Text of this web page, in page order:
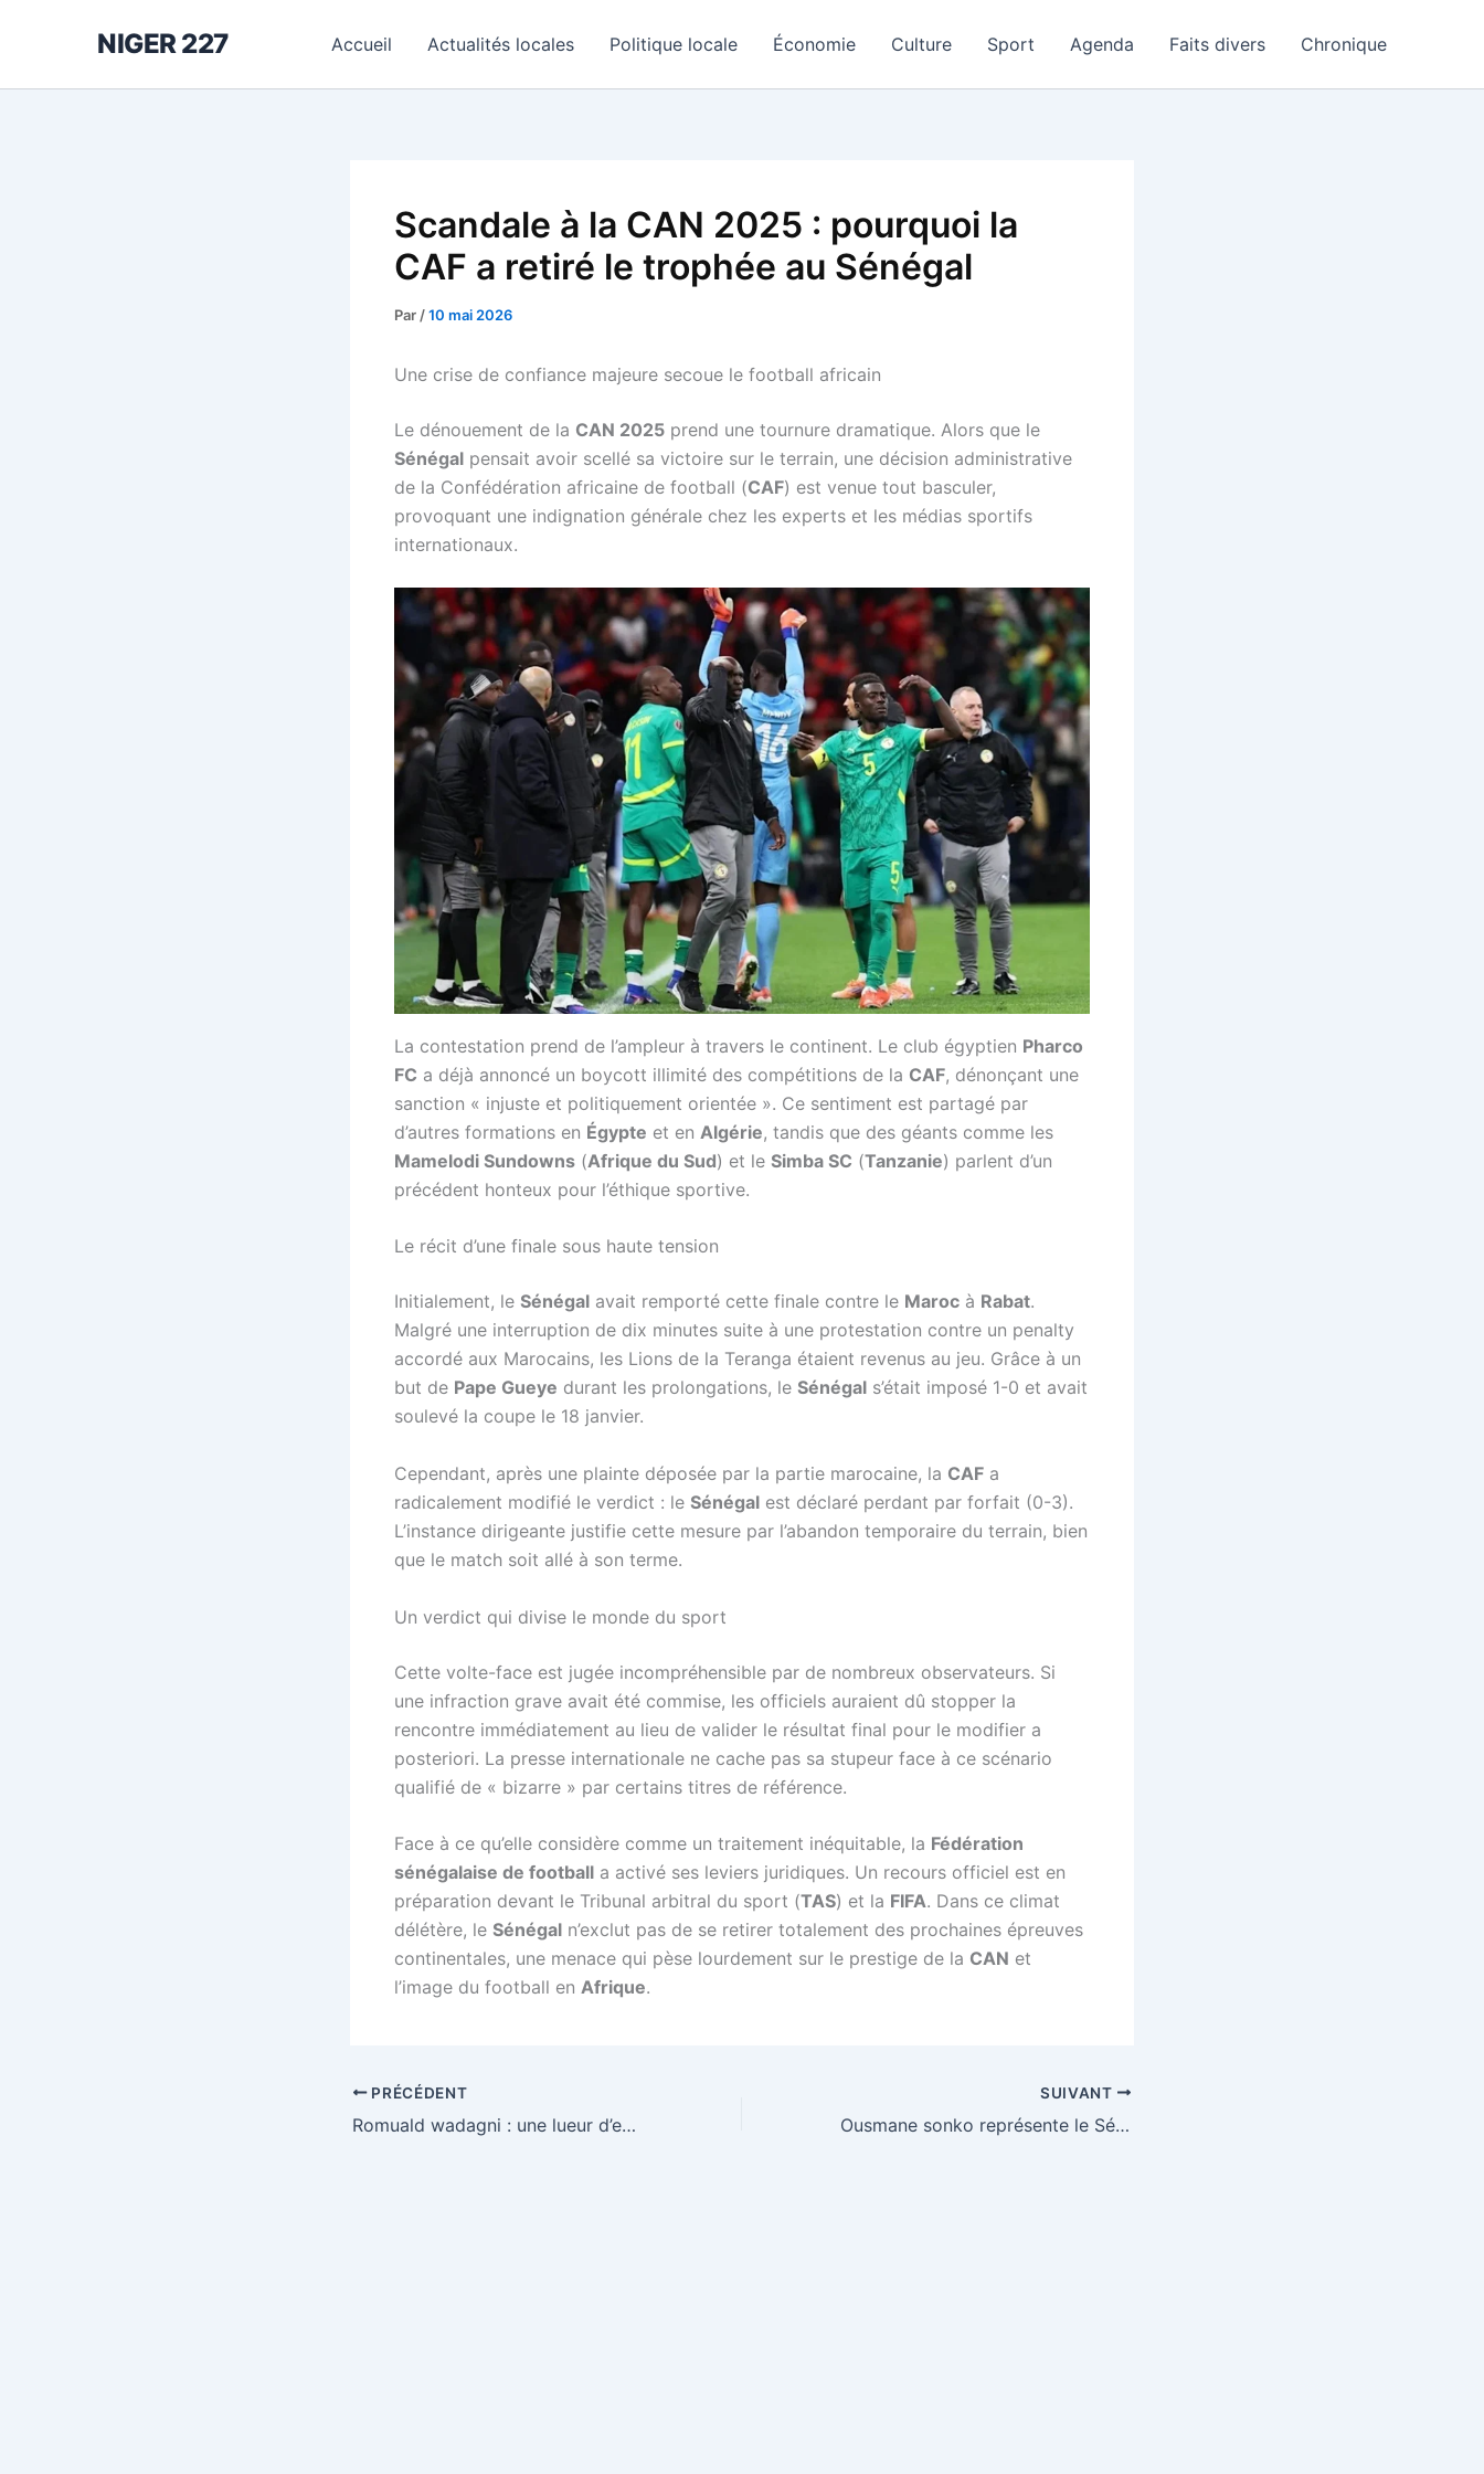
NIGER 227 Accueil Actualités locales Politique locale Économie Culture Sport Agenda Faits divers Chronique
Scandale à la CAN 2025 : pourquoi la
CAF a retiré le trophée au Sénégal
Par /10 mai 2026
Une crise de confiance majeure secoue le football africain
Le dénouement de la CAN 2025 prend une tournure dramatique. Alors que le
Sénégal pensait avoir scellé sa victoire sur le terrain, une décision administrative
de la Confédération africaine de football (CAF) est venue tout basculer,
provoquant une indignation générale chez les experts et les médias sportifs
internationaux.
La contestation prend de l’ampleur à travers le continent. Le club égyptien Pharco
FC a déjà annoncé un boycott illimité des compétitions de la CAF, dénonçant une
sanction « injuste et politiquement orientée ». Ce sentiment est partagé par
d’autres formations en Égypte et en Algérie, tandis que des géants comme les
Mamelodi Sundowns (Afrique du Sud) et le Simba SC (Tanzanie) parlent d’un
précédent honteux pour l’éthique sportive.
Le récit d’une finale sous haute tension
Initialement, le Sénégal avait remporté cette finale contre le Maroc à Rabat.
Malgré une interruption de dix minutes suite à une protestation contre un penalty
accordé aux Marocains, les Lions de la Teranga étaient revenus au jeu. Grâce à un
but de Pape Gueye durant les prolongations, le Sénégal s’était imposé 1-0 et avait
soulevé la coupe le 18 janvier.
Cependant, après une plainte déposée par la partie marocaine, la CAF a
radicalement modifié le verdict : le Sénégal est déclaré perdant par forfait (0-3).
L’instance dirigeante justifie cette mesure par l’abandon temporaire du terrain, bien
que le match soit allé à son terme.
Un verdict qui divise le monde du sport
Cette volte-face est jugée incompréhensible par de nombreux observateurs. Si
une infraction grave avait été commise, les officiels auraient dû stopper la
rencontre immédiatement au lieu de valider le résultat final pour le modifier a
posteriori. La presse internationale ne cache pas sa stupeur face à ce scénario
qualifié de « bizarre » par certains titres de référence.
Face à ce qu’elle considère comme un traitement inéquitable, la Fédération
sénégalaise de football a activé ses leviers juridiques. Un recours officiel est en
préparation devant le Tribunal arbitral du sport (TAS) et la FIFA. Dans ce climat
délétère, le Sénégal n’exclut pas de se retirer totalement des prochaines épreuves
continentales, une menace qui pèse lourdement sur le prestige de la CAN et
l’image du football en Afrique.
PRÉCÉDENT
Romuald wadagni : une lueur d’espoir pour les relations Bénin-Niger
SUIVANT
Ousmane sonko représente le Sénégal au sommet africa forward à Nairobi